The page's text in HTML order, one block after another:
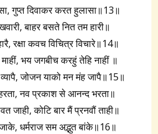
गुप्त दिवाकर करत हुलासा॥13॥
बाहर बसते नित तम हारी॥
रक्षा कवच विचित्र विचारे॥14॥
भय जगबीच करहुं तेहि नाहीं ॥
जोजन याको मन मंह जापै॥15॥
नव प्रकाश से आनन्द भरता॥
जाही, कोटि बार मैं प्रनवौं ताही॥
धर्मराज सम अद्भुत बांके॥16॥